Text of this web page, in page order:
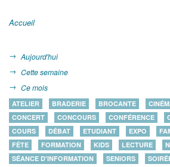
Accueil
Aujourd'hui
Cette semaine
Ce mois
ATELIER BRADERIE BROCANTE
CONCERT
CONCOURS CONFÉRENCE
COURS
DÉBAT ETUDIANT EXPO
FÊTE
FORMATION KIDS LECTURE
SÉANCE D'INFORMATION
SENIORS